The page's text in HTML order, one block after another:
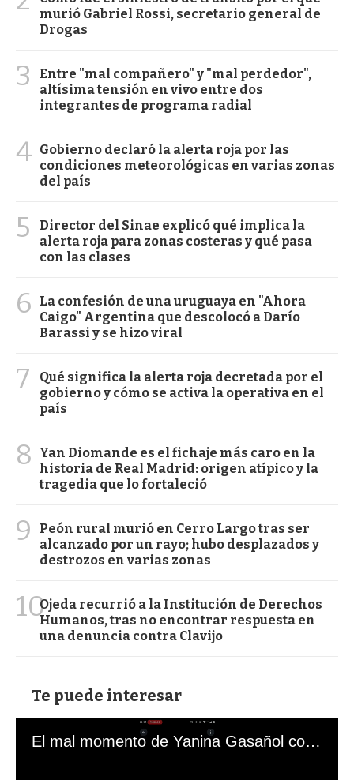
murió Gabriel Rossi, secretario general de
Drogas
3
Entre "mal compañero" y "mal perdedor",
altísima tensión en vivo entre dos
integrantes de programa radial
4 Gobierno declaró la alerta roja por las
condiciones meteorológicas en varias zonas
del país
5
Director del Sinae explicó qué implica la
alerta roja para zonas costeras y qué pasa
con las clases
6
La confesión de una uruguaya en "Ahora
Caigo" Argentina que descolocó a Darío
Barassi y se hizo viral
7
Qué significa la alerta roja decretada por el
gobierno y cómo se activa la operativa en el
país
8
Yan Diomande es el fichaje más caro en la
historia de Real Madrid: origen atípico y la
tragedia que lo fortaleció
9
Peón rural murió en Cerro Largo tras ser
alcanzado por un rayo; hubo desplazados y
destrozos en varias zonas
10Ojeda recurrió a la Institución de Derechos
Humanos, tras no encontrar respuesta en
una denuncia contra Clavijo
Te puede interesar
El mal momento de Yanina Gasañol con un hincha argentino en "Subrayado"